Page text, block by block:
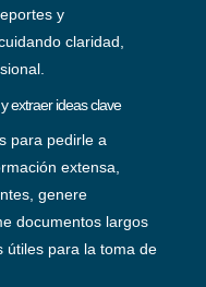
y
claridad,
extraer ideas clave
para pedirle a
extensa,
genere
documentos largos
útiles para la toma de